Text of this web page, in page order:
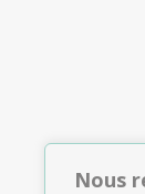
Nous